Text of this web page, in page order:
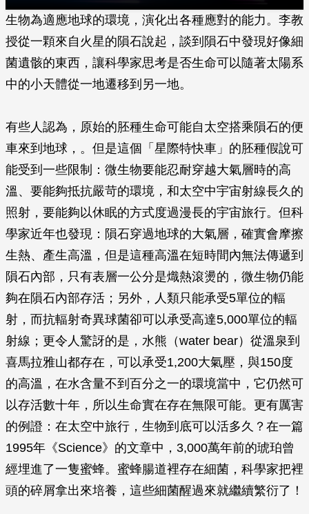
生物為適應地球的環境，演化出各種應對的能力。李教
授從一顆來自火星的隕石說起，談到隕石中發現好像細
菌遺骸的東西，讓科學家思考是否生命可以隨著太陽系
中的小天體從一地遷移到另一地。
有些人認為，原始的胚種生命可能自太空搭乘隕石的便
車來到地球，。但是這個「星際特快車」的胚種假說可
能受到一些限制：微生物要能忍耐穿越大氣層時的高
溫、要能夠抵抗嚴苛的環境，和太空中宇宙射線長久的
照射，要能夠以休眠的方式度過漫長的宇宙旅行。但科
學家近年也發現：隕石穿過地球的大氣層，確實會摩擦
生熱、產生高溫，但是這種高溫在短時間內無法傳遞到
隕石內部，只有表層一公分是熾熱滾燙的，微生物仍能
夠在隕石內部存活；另外，人類只能承受5單位的輻
射，而抗輻射奇異球菌卻可以承受高達5,000單位的輻
射線；更令人驚訝的是，水熊（water bear）從溫泉到
喜馬拉雅山都存在，可以承受1,200大氣壓，與150度
的高溫，在水含量不到百分之一的環境當中，它仍然可
以存活數十年，所以生命實在存在無限可能。更有厲害
的例證：在太空中旅行，生物到底可以活多久？在一篇
1995年《Science》的文章中，3,000萬年前的琥珀曾
經埋進了一隻蜜蜂。蜜蜂腸道裡存在細菌，科學家把裡
頭的碎屑拿出來培養，這些細菌醒過來就繼續繁衍了！